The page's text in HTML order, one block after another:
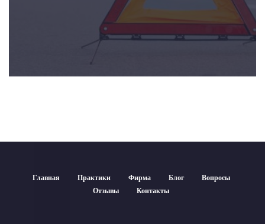
Главная Практики Фирма Блог
Вопросы
Отзывы
Контакты